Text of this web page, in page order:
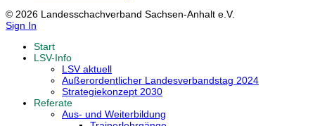
© 2026 Landesschachverband Sachsen-Anhalt e.V.
Sign In
Start
LSV-Info
LSV aktuell
Außerordentlicher Landesverbandstag 2024
Strategiekonzept 2030
Referate
Aus- und Weiterbildung